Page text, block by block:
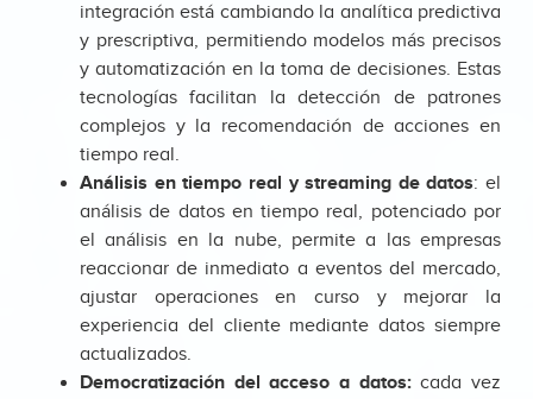
integración está cambiando la analítica predictiva
y prescriptiva, permitiendo modelos más precisos
y automatización en la toma de decisiones. Estas
tecnologías facilitan la detección de patrones
complejos y la recomendación de acciones en
tiempo real.
Análisis en tiempo real y streaming de datos: el
análisis de datos en tiempo real, potenciado por
el análisis en la nube, permite a las empresas
reaccionar de inmediato a eventos del mercado,
ajustar operaciones en curso y mejorar la
experiencia del cliente mediante datos siempre
actualizados.
Democratización del acceso a datos:cada vez